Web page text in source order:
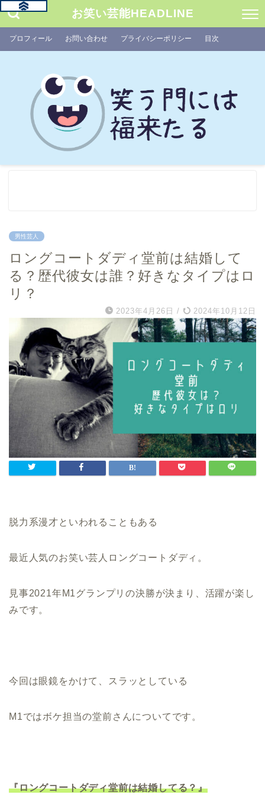
お笑い芸能HEADLINE
プロフィール お問い合わせ プライバシーポリシー 目次
男性芸人
ロングコートダディ堂前は結婚して
る？歴代彼女は誰？好きなタイプはロ
リ？
2023年4月26日 / 2024年10月12日
脱力系漫才といわれることもある
最近人気のお笑い芸人ロングコートダディ。
見事2021年M1グランプリの決勝が決まり、活躍が楽し
みです。
今回は眼鏡をかけて、スラッとしている
M1ではボケ担当の堂前さんについてです。
『ロングコートダディ堂前は結婚してる？』